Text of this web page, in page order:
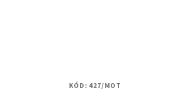
KÓD:427/MOT